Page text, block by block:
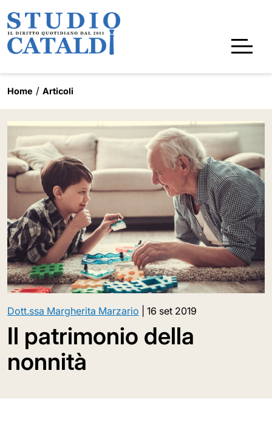
Home Articoli
Dott.ssa Margherita Marzario 16 set 2019
Il patrimonio della
nonnità